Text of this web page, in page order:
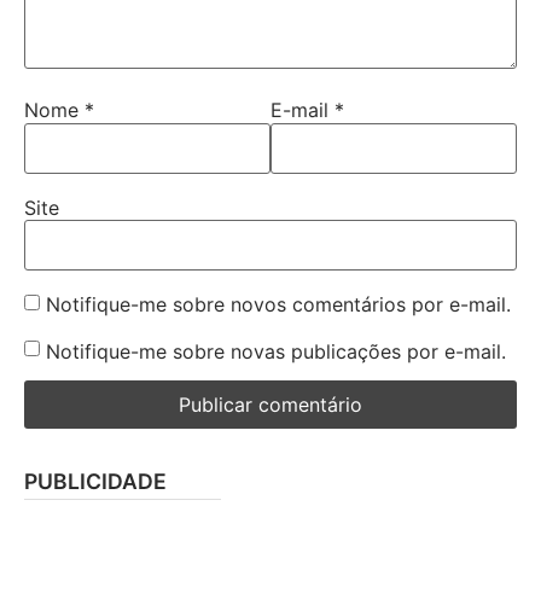
Nome * E-mail *
Site
Notifique-me sobre novos comentários por e-mail.
Notifique-me sobre novas publicações por e-mail.
PUBLICIDADE